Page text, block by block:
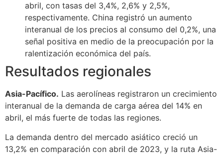
abril, con tasas del 3,4%, 2,6% y 2,5%,
respectivamente. China registró un aumento
interanual de los precios al consumo del 0,2%, una
señal positiva en medio de la preocupación por la
ralentización económica del país.
Resultados regionales
Asia-Pacífico. Las aerolíneas registraron un crecimiento
interanual de la demanda de carga aérea del 14% en
abril, el más fuerte de todas las regiones.
La demanda dentro del mercado asiático creció un
13,2% en comparación con abril de 2023, y la ruta Asia-